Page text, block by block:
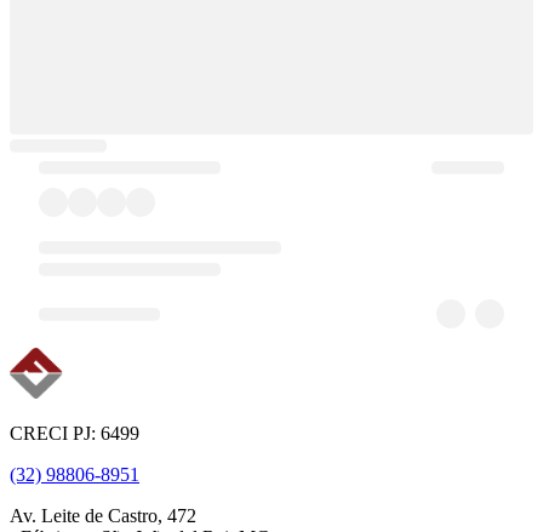
CRECI PJ: 6499
(32) 98806-8951
Av. Leite de Castro, 472